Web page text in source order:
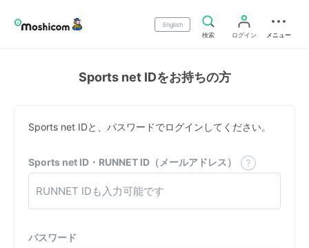
English
検索
ログイン メニュー
Sports net IDをお持ちの方
Sports net IDと、パスワードでログインしてください。
Sports net ID・RUNNET ID（メールアドレス）
パスワード